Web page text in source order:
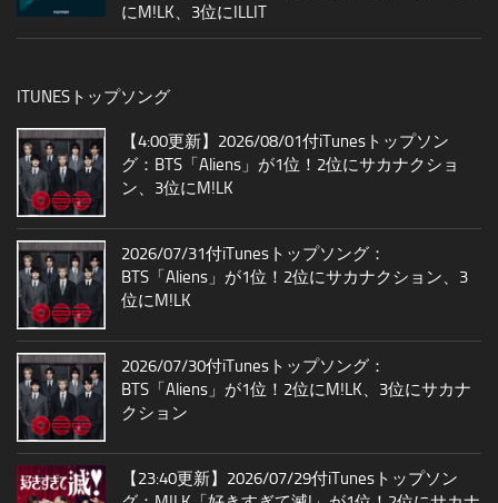
にM!LK、3位にILLIT
ITUNESトップソング
【4:00更新】2026/08/01付iTunesトップソン
グ：BTS「Aliens」が1位！2位にサカナクショ
ン、3位にM!LK
2026/07/31付iTunesトップソング：
BTS「Aliens」が1位！2位にサカナクション、3
位にM!LK
2026/07/30付iTunesトップソング：
BTS「Aliens」が1位！2位にM!LK、3位にサカナ
クション
【23:40更新】2026/07/29付iTunesトップソン